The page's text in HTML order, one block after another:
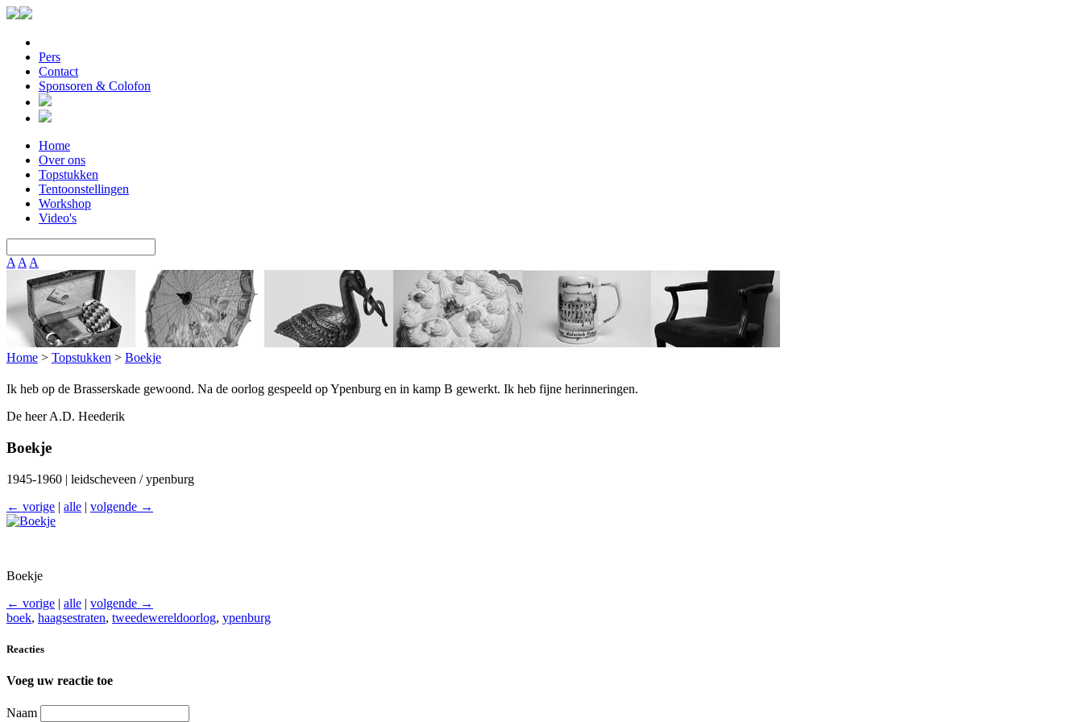
Pers
Contact
Sponsoren & Colofon
Home
Over ons
Topstukken
Tentoonstellingen
Workshop
Video's
A A A
Home > Topstukken > Boekje
Ik heb op de Brasserskade gewoond. Na de oorlog gespeeld op Ypenburg en in kamp B gewerkt. Ik heb fijne herinneringen.
De heer A.D. Heederik
Boekje
1945-1960 | leidscheveen / ypenburg
← vorige | alle | volgende →
Boekje
← vorige | alle | volgende →
boek, haagsestraten, tweedewereldoorlog, ypenburg
Reacties
Voeg uw reactie toe
Naam